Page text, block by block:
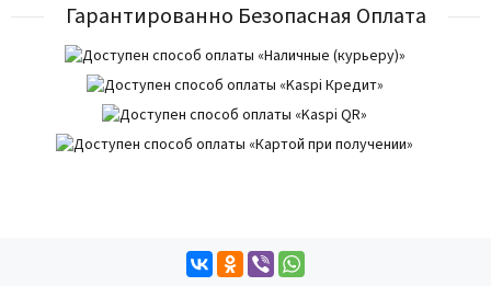
Гарантированно Безопасная Оплата